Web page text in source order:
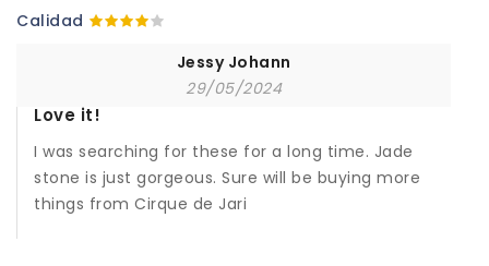
Calidad
Jessy Johann
29/05/2024
Love it!
I was searching for these for a long time. Jade
stone is just gorgeous. Sure will be buying more
things from Cirque de Jari